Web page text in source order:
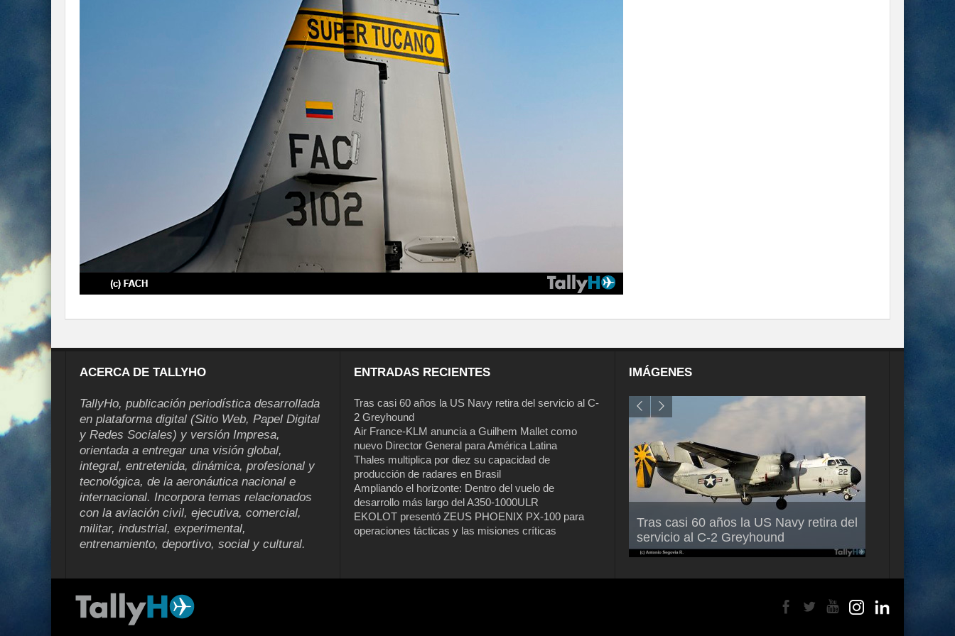
ACERCA DE TALLYHO
TallyHo, publicación periodística desarrollada
en plataforma digital (Sitio Web, Papel Digital
y Redes Sociales) y versión Impresa,
orientada a entregar una visión global,
integral, entretenida, dinámica, profesional y
tecnológica, de la aeronáutica nacional e
internacional. Incorpora temas relacionados
con la aviación civil, ejecutiva, comercial,
militar, industrial, experimental,
entrenamiento, deportivo, social y cultural.
ENTRADAS RECIENTES
Tras casi 60 años la US Navy retira del servicio al C-
2 Greyhound
Air France-KLM anuncia a Guilhem Mallet como
nuevo Director General para América Latina
Thales multiplica por diez su capacidad de
producción de radares en Brasil
Ampliando el horizonte: Dentro del vuelo de
desarrollo más largo del A350-1000ULR
EKOLOT presentó ZEUS PHOENIX PX-100 para
operaciones tácticas y las misiones críticas
IMÁGENES
Tras casi 60 años la US Navy retira del
servicio al C-2 Greyhound
Air France-KLM anuncia a Guilhem
Mallet como nuevo Director General
para América Latina